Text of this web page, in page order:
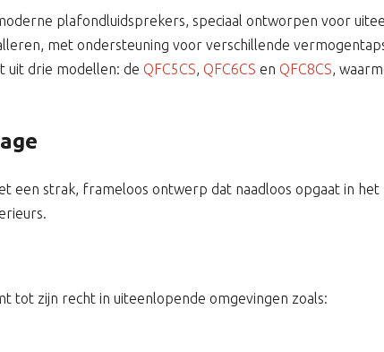
plafondluidsprekers, speciaal ontworpen voor
met ondersteuning voor verschillende
uit drie modellen: de QFC5CS, QFC6CS en QFC8CS,
een strak, frameloos ontwerp dat naadloos opgaat in
tot zijn recht in uiteenlopende omgevingen zoals: